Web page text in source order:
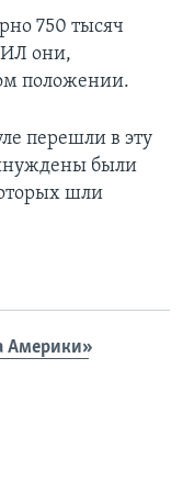
750 тысяч
они,
положении.
перешли в эту
были
шли
Америки»